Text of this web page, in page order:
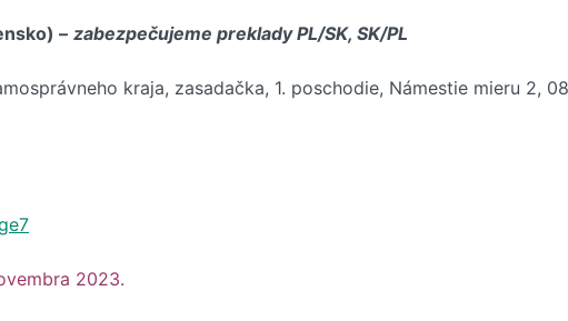
– zabezpečujeme preklady PL/SK, SK/PL
kraja, zasadačka, 1. poschodie, Námestie mieru 2,
2023.